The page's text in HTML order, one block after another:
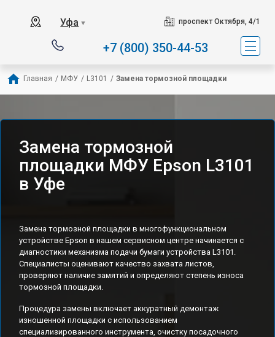
Уфа ▼ проспект Октября, 4/1
+7 (800) 350-44-53
Главная / МФУ / L3101 / Замена тормозной площадки
Замена тормозной
площадки МФУ Epson L3101
в Уфе
Замена тормозной площадки в многофункциональном
устройстве Epson в нашем сервисном центре начинается с
диагностики механизма подачи бумаги устройства L3101.
Специалисты оценивают качество захвата листов,
проверяют наличие замятий и определяют степень износа
тормозной площадки.
Процедура замены включает аккуратный демонтаж
изношенной площадки с использованием
специализированного инструмента, очистку посадочного